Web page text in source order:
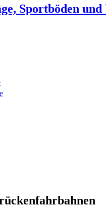
Sportböden